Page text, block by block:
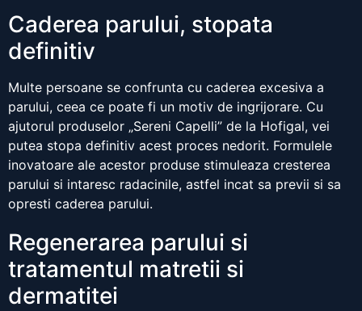
Caderea parului, stopata
definitiv
Multe persoane se confrunta cu caderea excesiva a
parului, ceea ce poate fi un motiv de ingrijorare. Cu
ajutorul produselor „Sereni Capelli” de la Hofigal, vei
putea stopa definitiv acest proces nedorit. Formulele
inovatoare ale acestor produse stimuleaza cresterea
parului si intaresc radacinile, astfel incat sa previi si sa
opresti caderea parului.
Regenerarea parului si
tratamentul matretii si
dermatitei